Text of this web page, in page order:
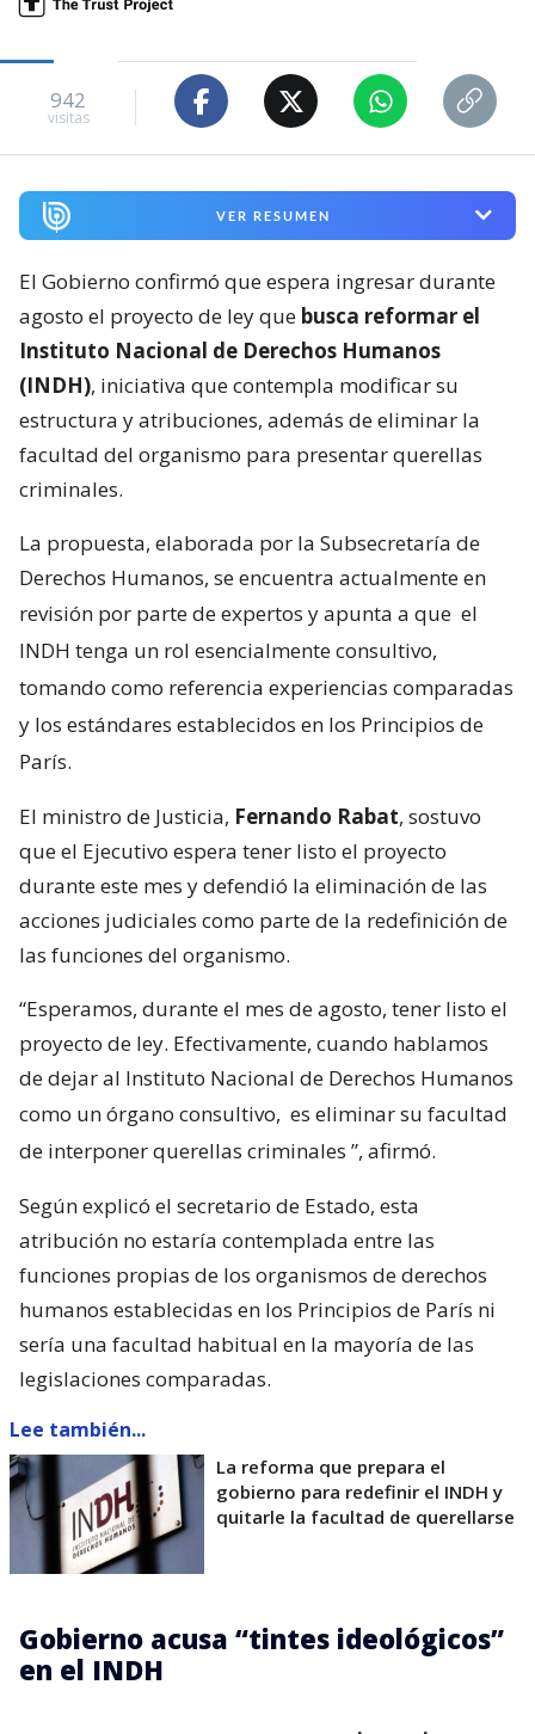
942
visitas
VER RESUMEN
El Gobierno confirmó que espera ingresar durante
agosto el proyecto de ley que busca reformar el
Instituto Nacional de Derechos Humanos
(INDH), iniciativa que contempla modificar su
estructura y atribuciones, además de eliminar la
facultad del organismo para presentar querellas
criminales.
La propuesta, elaborada por la Subsecretaría de
Derechos Humanos, se encuentra actualmente en
revisión por parte de expertos y apunta a que el
INDH tenga un rol esencialmente consultivo,
tomando como referencia experiencias comparadas
y los estándares establecidos en los Principios de
París.
El ministro de Justicia, Fernando Rabat, sostuvo
que el Ejecutivo espera tener listo el proyecto
durante este mes y defendió la eliminación de las
acciones judiciales como parte de la redefinición de
las funciones del organismo.
“Esperamos, durante el mes de agosto, tener listo el
proyecto de ley. Efectivamente, cuando hablamos
de dejar al Instituto Nacional de Derechos Humanos
como un órgano consultivo, es eliminar su facultad
de interponer querellas criminales ”, afirmó.
Según explicó el secretario de Estado, esta
atribución no estaría contemplada entre las
funciones propias de los organismos de derechos
humanos establecidas en los Principios de París ni
sería una facultad habitual en la mayoría de las
legislaciones comparadas.
Lee también...
La reforma que prepara el
gobierno para redefinir el INDH y
quitarle la facultad de querellarse
Gobierno acusa “tintes ideológicos”
en el INDH